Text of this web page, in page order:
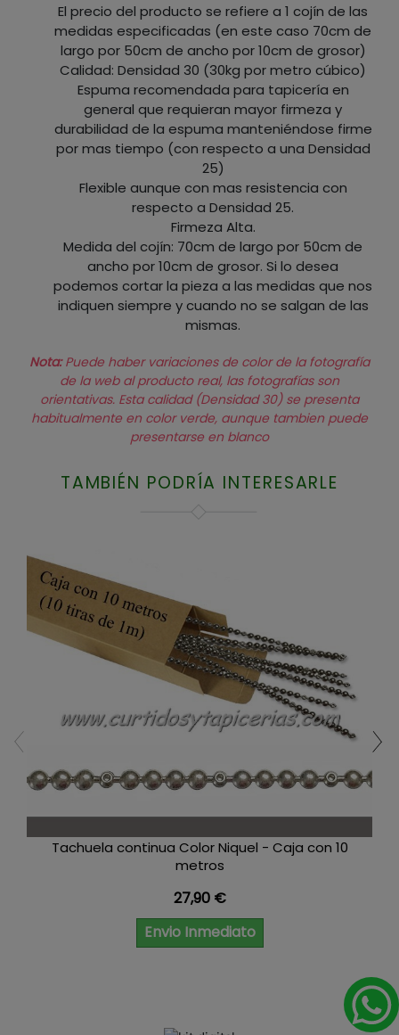
El precio del producto se refiere a 1 cojín de las
medidas especificadas (en este caso 70cm de
largo por 50cm de ancho por 10cm de grosor)
Calidad: Densidad 30 (30kg por metro cúbico)
Espuma recomendada para tapicería en
general que requieran mayor firmeza y
durabilidad de la espuma manteniéndose firme
por mas tiempo (con respecto a una Densidad
25)
Flexible aunque con mas resistencia con
respecto a Densidad 25.
Firmeza Alta.
Medida del cojín: 70cm de largo por 50cm de
ancho por 10cm de grosor. Si lo desea
podemos cortar la pieza a las medidas que nos
indiquen siempre y cuando no se salgan de las
mismas.
Nota:Puede haber variaciones de color de la fotografía
de la web al producto real, las fotografías son
orientativas. Esta calidad (Densidad 30) se presenta
habitualmente en color verde, aunque tambien puede
presentarse en blanco
TAMBIÉN PODRÍA INTERESARLE
Tachuela continua Color Niquel - Caja con 10
metros
Precio
27,90 €
Envio Inmediato